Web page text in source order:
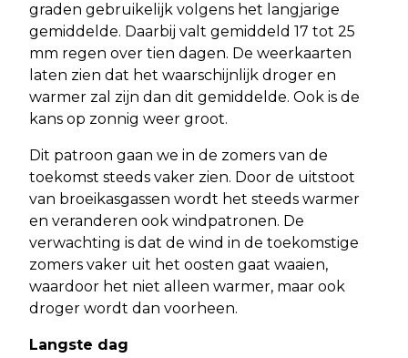
graden gebruikelijk volgens het langjarige
gemiddelde. Daarbij valt gemiddeld 17 tot 25
mm regen over tien dagen. De weerkaarten
laten zien dat het waarschijnlijk droger en
warmer zal zijn dan dit gemiddelde. Ook is de
kans op zonnig weer groot.
Dit patroon gaan we in de zomers van de
toekomst steeds vaker zien. Door de uitstoot
van broeikasgassen wordt het steeds warmer
en veranderen ook windpatronen. De
verwachting is dat de wind in de toekomstige
zomers vaker uit het oosten gaat waaien,
waardoor het niet alleen warmer, maar ook
droger wordt dan voorheen.
Langste dag